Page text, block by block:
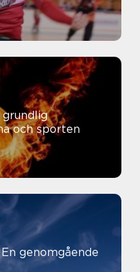
och sporten
genomgående